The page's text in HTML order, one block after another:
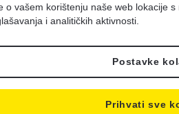
Oznaka
Jed
o vašem korištenju naše web lokacije
i analitičkih aktivnosti.
Postavke
Prihvati sve